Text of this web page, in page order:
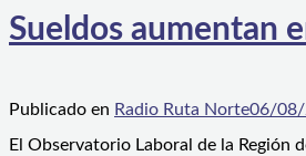
Sueldos aumentan
Publicado en Radio Ruta Norte06/08/
El Observatorio Laboral de la Región